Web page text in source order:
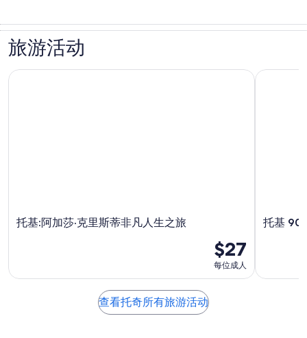
旅游活动
托基:阿加莎·克里斯蒂非凡人生之旅
$27
每位成人
托基:阿加莎·克里斯蒂非凡人生之旅
托基 90
托基 90
查看托奇所有旅游活动